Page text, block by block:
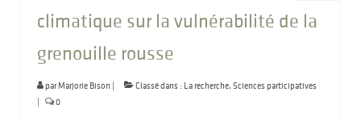
climatique sur la vulnérabilité de la
grenouille rousse
parMarjorie Bison | Classé dans : La recherche, Sciences participatives
|
0